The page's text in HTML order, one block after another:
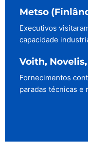
Metso
Executivos
capacidade
Voith,
Fornecimentos
paradas técnicas e